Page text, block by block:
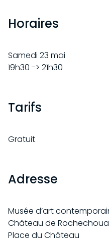
VISITE
PARTICULIERS
SCOLAIRES
EXPOSITIONS
EN COURS
COLLECTION
Horaires
Samedi 23 mai
19h30 -> 21h30
Tarifs
Gratuit
Adresse
Musée d’art
Château de
Place du Château